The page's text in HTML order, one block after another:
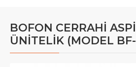
BOFON CERRAHİ
ÜNİTELİK (MODEL